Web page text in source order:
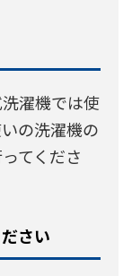
濯機では使
の洗濯機の
てくださ
さい